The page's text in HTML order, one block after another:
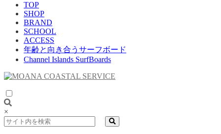
TOP
SHOP
BRAND
SCHOOL
ACCESS
年齢と向き合うサーフボード
Channel Islands SurfBoards
×